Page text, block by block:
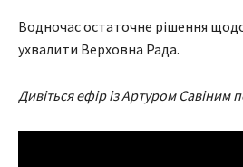
Водночас остаточне рішення
ухвалити Верховна Рада.
Дивіться ефір із Артуром Савіним